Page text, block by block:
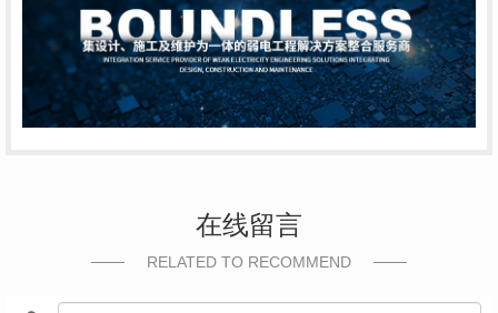
在线留言
RELATED TO RECOMMEND